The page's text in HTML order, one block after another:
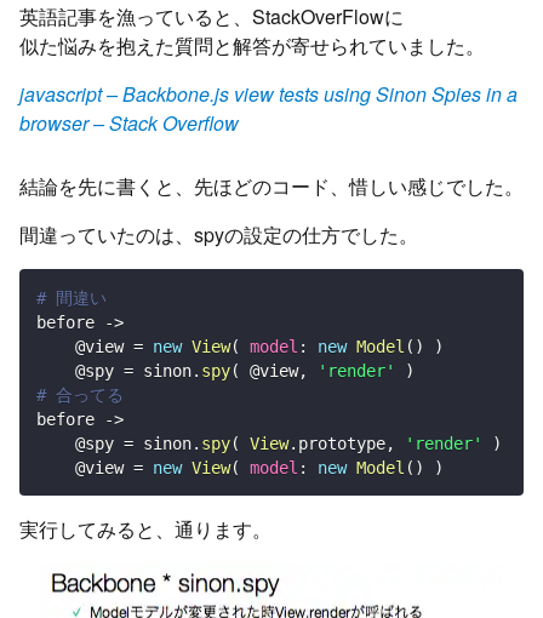
英語記事を漁っていると、StackOverFlowに
似た悩みを抱えた質問と解答が寄せられていました。
javascript – Backbone.js view tests using Sinon Spies in a
browser – Stack Overflow
結論を先に書くと、先ほどのコード、惜しい感じでした。
間違っていたのは、spyの設定の仕方でした。
# 間違い
before
->
@view = new View( model : new Model ( )
)
@spy = sinon. spy( @view, 'render'
)
# 合ってる
before
->
@spy = sinon. spy( View. prototype, 'render'
)
@view = new View( model : new Model ( ) )
実行してみると、通ります。